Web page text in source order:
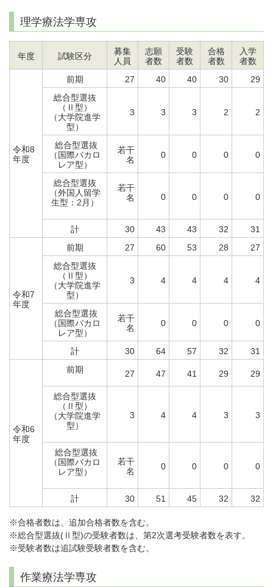
理学療法学専攻
年度 試験区分
募集
人員
志願
者数
受験
者数
合格
者数
入学
者数
令和8
年度
前期 27 40 40 30
29
総合型選抜
（Ⅱ型）
（大学院進学
型）
3 3 3 2 2
総合型選抜
（国際バカロ
レア型）
若干
名
0 0 0 0
総合型選抜
（外国人留学
生型：2月）
若干
名
0 0 0 0
計 30 43 43 32 31
令和7
年度
前期 27 60 53 28
27
総合型選抜
（Ⅱ型）
（大学院進学
型）
3 4 4 4 4
総合型選抜
（国際バカロ
レア型）
若干
名
0 0 0 0
計 30 64 57 32 31
令和6
年度
前期 27 47 41 29 29
総合型選抜
（Ⅱ型）
（大学院進学
型）
3 4 4 3 3
総合型選抜
（国際バカロ
レア型）
若干
名
0 0 0 0
計 30 51 45 32 32
※合格者数は、追加合格者数を含む。
※総合型選抜(Ⅱ型)の受験者数は、第2次選考受験者数を表す。
※受験者数は追試験受験者数を含む。
作業療法学専攻